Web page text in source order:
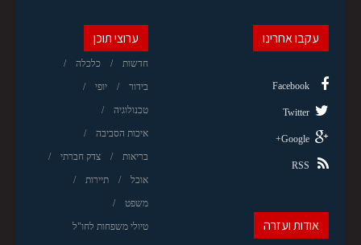
ערוצי תוכן
חדשות כלכלה
בידור יופי
טכנולוגיה
איכות הסביבה
בריאות צדק חברתי
אוכל תיירות
משפט
טיולי משפחות לחו"ל
עקבו אחרינו
Facebook
Twitter
Google+
RSS
אודות ועזרה